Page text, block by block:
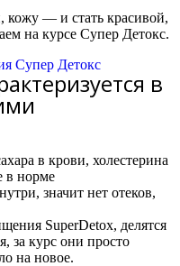
кожу — и стать красивой,
на курсе Супер Детокс.
Супер Детокс
в
в крови, холестерина
в норме
значит нет отеков,
SuperDetox, делятся
за курс они просто
на новое.